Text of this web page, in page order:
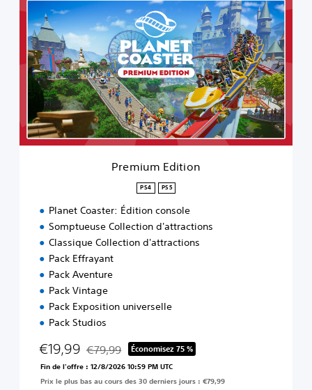
r
u
t
i
Premium Edition
PS4 PS5
Planet Coaster: Édition console
Somptueuse Collection d'attractions
Classique Collection d'attractions
Pack Effrayant
Pack Aventure
Pack Vintage
Pack Exposition universelle
Pack Studios
€19,99 Remise par rapport au prix d'origine de €79,99
€79,99 Économisez 75 %
Fin de l'offre : 12/8/2026 10:59 PM UTC
Prix le plus bas au cours des 30 derniers jours : €79,99